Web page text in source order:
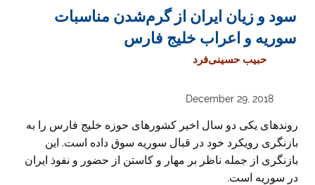
سود و زیان ایران از گرم‌شدن مناسبات
سوریه و اعراب خلیج فارس
حبیب حسینی‌فرد
December 29, 2018
روندهای یکی دو سال اخیر کشورهای حوزه خلیج فارس را به
بازنگری رویکرد خود در قبال سوریه سوق داده است. این
بازنگری از جمله ناظر بر مهار و کاستن از حضور و نفوذ ایران
در سوریه است.